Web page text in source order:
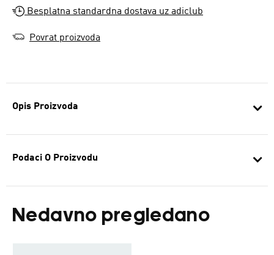
Opis Proizvoda
Podaci O Proizvodu
Nedavno pregledano
Besplatna standardna dostava uz adiclub
Povrat proizvoda